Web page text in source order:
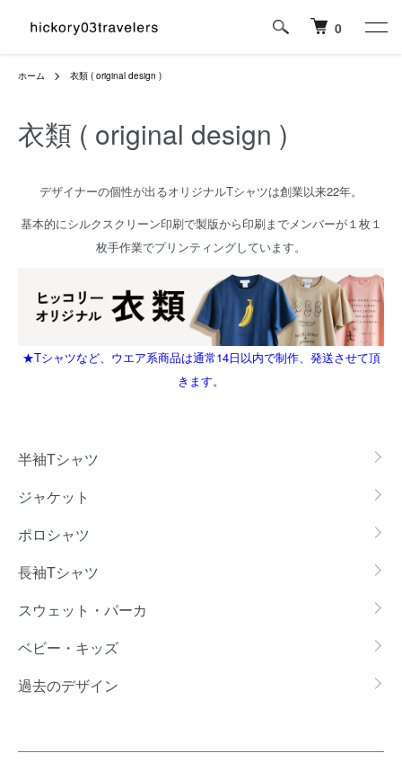
0
ホーム 衣類 ( original design )
衣類 ( original design )
デザイナーの個性が出るオリジナルTシャツは創業以来22年。
基本的にシルクスクリーン印刷で製版から印刷までメンバーが１枚１
枚手作業でプリンティングしています。
★Tシャツなど、ウエア系商品は通常14日以内で制作、発送させて頂
きます。
カテゴリー一覧
半袖Tシャツ
ジャケット
ポロシャツ
長袖Tシャツ
スウェット・パーカ
ベビー・キッズ
過去のデザイン